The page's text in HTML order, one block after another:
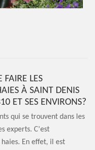
LES
À SAINT DENIS
ET SES ENVIRONS?
qui se trouvent dans les
experts. C'est
En effet, il est